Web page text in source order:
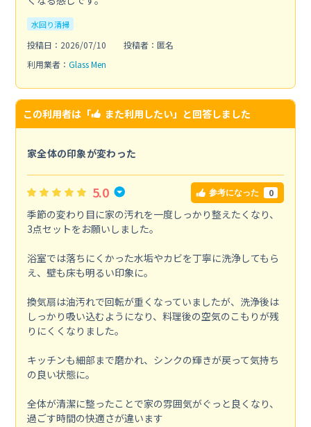
水回り清掃
投稿日：2026/07/10
投稿者：匿名
利用業者： Glass Men
この利用者は「 また利用したい」と回答しました
家全体の印象が変わった
5.0 参考になった 0
季節の変わり目に家の汚れを一度しっかり整えたくなり、
3点セットをお願いしました。
浴室では落ちにくかった水垢やカビを丁寧に洗浄してもら
え、壁も床も明るい印象に。
換気扇は油汚れで回転が重くなっていましたが、洗浄後は
しっかり吸い込むようになり、料理後の空気のこもりが残
りにくくなりました。
キッチンも細部まで磨かれ、シンクの輝きが戻って気持ち
の良い状態に。
全体が清潔に整ったことで家の雰囲気がぐっと良くなり、
過ごす時間の快適さが違います